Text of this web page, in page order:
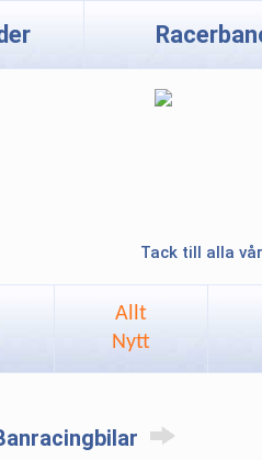
Tack till alla
Allt
Nytt